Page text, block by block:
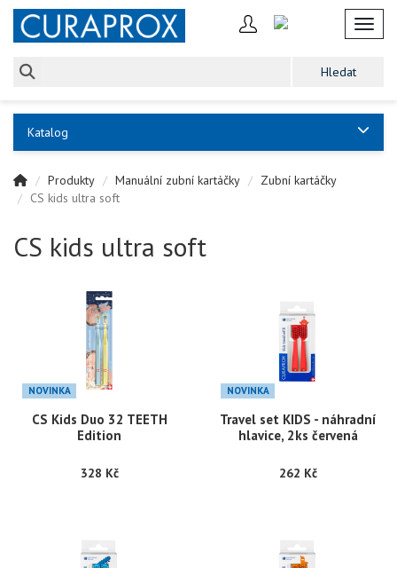
Katalog
Produkty Manuální zubní kartáčky
Zubní kartáčky
CS kids ultra soft
CS kids ultra soft
NOVINKA
CS Kids Duo 32 TEETH
Edition
328 Kč
NOVINKA
Travel set KIDS - náhradní
hlavice, 2ks červená
262 Kč